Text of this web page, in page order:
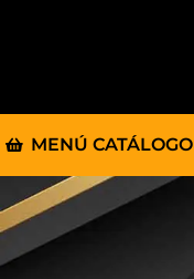
MENÚ CATÁLOGO